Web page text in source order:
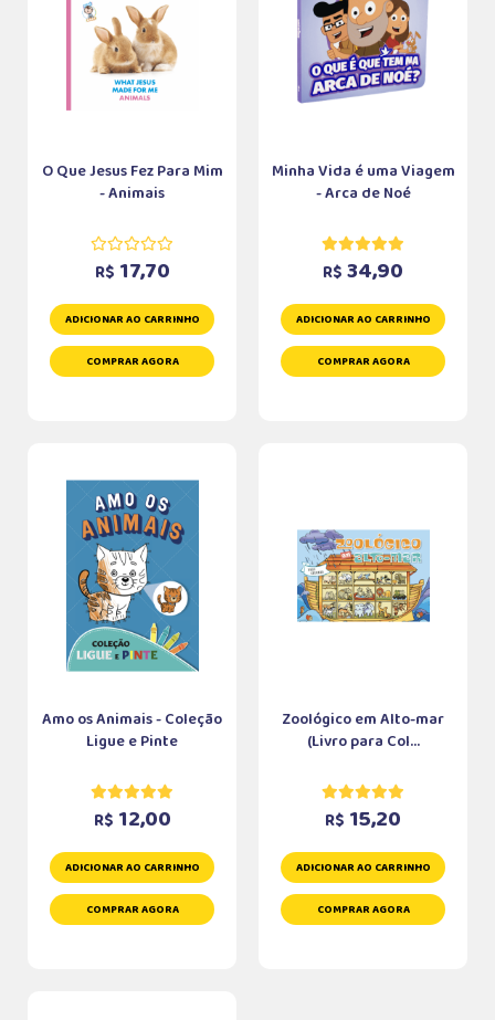
O Que Jesus Fez Para Mim
- Animais
R$ 17,70
ADICIONAR AO CARRINHO
COMPRAR AGORA
Minha Vida é uma Viagem
- Arca de Noé
R$ 34,90
ADICIONAR AO CARRINHO
COMPRAR AGORA
Amo os Animais - Coleção
Ligue e Pinte
R$ 12,00
ADICIONAR AO CARRINHO
COMPRAR AGORA
Zoológico em Alto-mar
(Livro para Col...
R$ 15,20
ADICIONAR AO CARRINHO
COMPRAR AGORA